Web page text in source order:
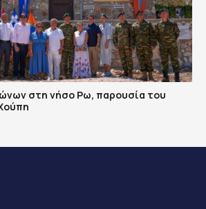
στη νήσο Ρω, παρουσία του